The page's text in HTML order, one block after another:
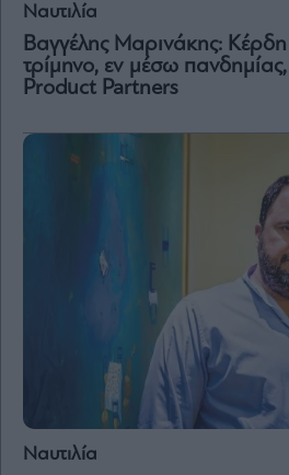
Ναυτιλία
Βαγγέλης Μαρινάκης:
τρίμηνο, εν μέσω
Product Partners
Ναυτιλία